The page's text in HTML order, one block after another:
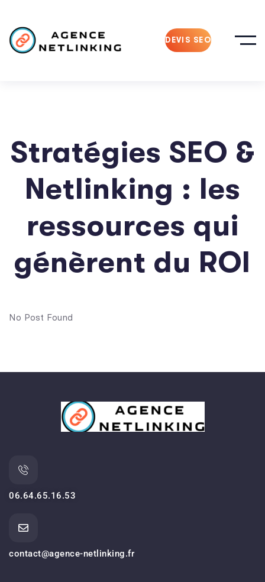
DEVIS SEO
Stratégies SEO &
Netlinking : les
ressources qui
génèrent du ROI
No Post Found
06.64.65.16.53
contact@agence-netlinking.fr